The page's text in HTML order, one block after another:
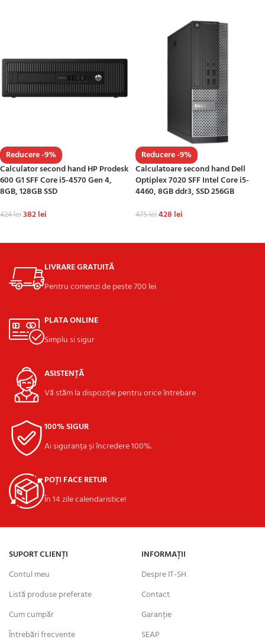
Reducere -9%
Calculator second hand HP Prodesk
600 G1 SFF Core i5-4570 Gen 4,
8GB, 128GB SSD
424lei382lei
Reducere -9%
Calculatoare second hand Dell
Optiplex 7020 SFF Intel Core i5-
4460, 8GB ddr3, SSD 256GB
475lei428 lei
LIVRARE GRATUITĂ
Pentru comenzi de peste 700 lei
PLATA ONLINE
Simplu si sigur
ASISTENȚĂ
Vă stăm la dispoziție pentru orice întrebare
100% SIGUR
Ai siguranța și încredere 100%.
POȚI FACE RETUR
În 14 zile calendaristice!
SUPORT CLIENȚI
Contul meu
Listă produse preferate
Cum cumpăr
Întrebări frecvente
INFORMAȚII
Despre IT-SH
Contact
Garanție
SEAP